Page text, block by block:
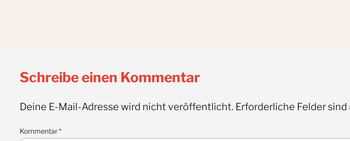
Schreibe einen Kommentar
Deine E-Mail-Adresse wird nicht veröffentlicht. Erforderliche Felder sind
Kommentar*